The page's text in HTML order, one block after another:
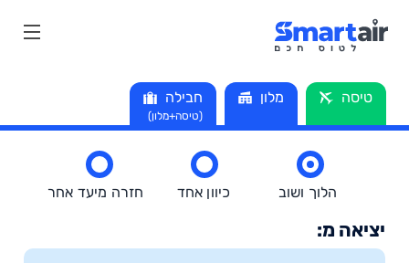
טיסה מלון חבילה
(טיסה+מלון)
הלוך ושוב כיוון אחד חזרה מיעד אחר
יציאה מ: